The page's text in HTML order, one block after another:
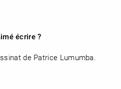
écrire ?
de Patrice Lumumba.